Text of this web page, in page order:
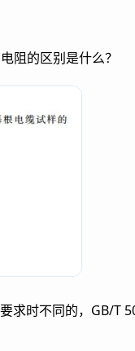
阻的区别是什么？
时不同的，GB/T